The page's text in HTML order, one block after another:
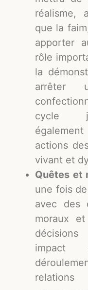
réalisme,
que la
apporter
rôle
la
arrêter
cycle
actions
vivant et
Quêtes et
une fois
avec des
moraux
impact